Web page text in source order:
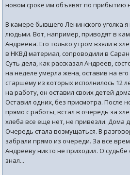
новом сроке им объявят по прибытию
В камере бывшего Ленинского уголка
людьми. Вот, например, приводят в
Андреева. Его только утром взяли в
в НКВД материал, сопроводили в
Суть дела, как рассказал Андреев,
на неделе умерла жена, оставив на
старшему из которых исполнилось 12
на работу, он оставил своих детей
Оставил одних, без присмотра. После
прямо с работы, встал в очередь за
хлеба все еще нет, не привезли. Дома
Очередь стала возмущаться. В
забрали прямо из очереди. За все
Андрееву никто не приходил. О судьбе
знал...